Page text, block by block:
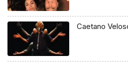
Caetano